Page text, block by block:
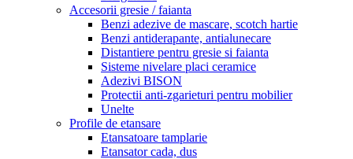
Accesorii gresie / faianta
Benzi adezive de mascare, scotch hartie
Benzi antiderapante, antialunecare
Distantiere pentru gresie si faianta
Sisteme nivelare placi ceramice
Adezivi BISON
Protectii anti-zgarieturi pentru mobilier
Unelte
Profile de etansare
Etansatoare tamplarie
Etansator cada, dus